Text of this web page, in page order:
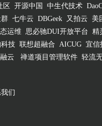
区 开源中国 中生代技术
群 七牛云 DBGeek 又拍云 美
运维 思必驰DUI开放平台 精
技 联想超融合 AICUG 宜信
融云 禅道项目管理软件 轻流
们